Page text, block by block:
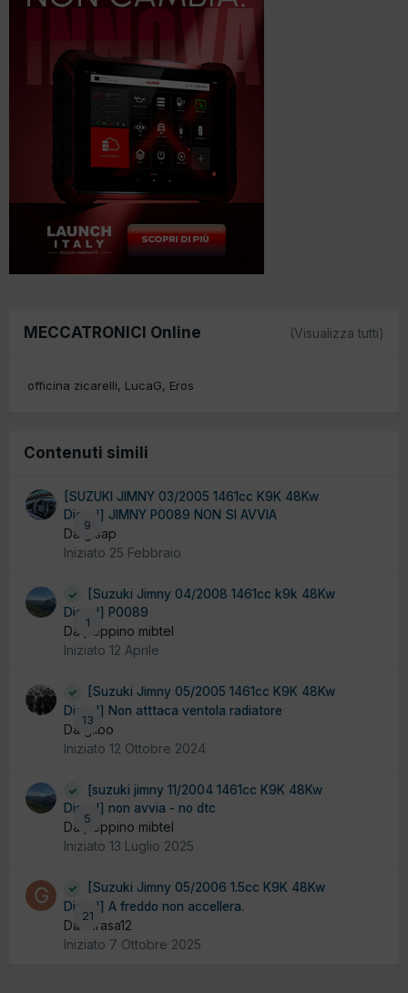
MECCATRONICI Online (Visualizza tutti)
officina zicarelli LucaG Eros
Contenuti simili
9
[SUZUKI JIMNY 03/2005 1461cc K9K 48Kw
Diesel] JIMNY P0089 NON SI AVVIA
Da gisap
Iniziato 25 Febbraio
1
[Suzuki Jimny 04/2008 1461cc k9k 48Kw
Diesel] P0089
Da peppino mibtel
Iniziato 12 Aprile
13
[Suzuki Jimny 05/2005 1461cc K9K 48Kw
Diesel] Non atttaca ventola radiatore
Da gilbo
Iniziato 12 Ottobre 2024
5
[suzuki jimny 11/2004 1461cc K9K 48Kw
Diesel] non avvia - no dtc
Da peppino mibtel
Iniziato 13 Luglio 2025
21
[Suzuki Jimny 05/2006 1.5cc K9K 48Kw
Diesel] A freddo non accellera.
Da Girasa12
Iniziato 7 Ottobre 2025